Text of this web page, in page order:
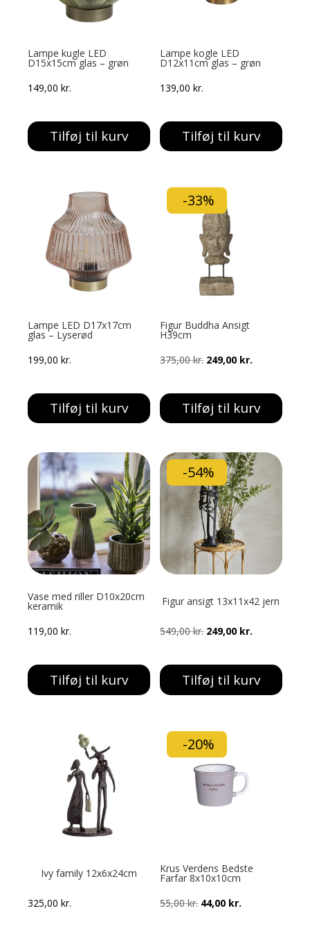
Lampe kugle LED
D15x15cm glas – grøn
149,00kr.
Tilføj til kurv
Lampe kogle LED
D12x11cm glas – grøn
139,00kr.
Tilføj til kurv
Lampe LED D17x17cm
glas – Lyserød
199,00kr.
Tilføj til kurv
-33%
Figur Buddha Ansigt
H39cm
375,00kr. Den
pris
var:
249,00 kr.
pris
er:
Tilføj til kurv
Vase med riller D10x20cm
keramik
119,00kr.
Tilføj til kurv
-54%
Figur ansigt 13x11x42 jern
549,00kr. Den
pris
var:
249,00 kr.
pris
er:
Tilføj til kurv
Ivy family 12x6x24cm
325,00kr.
-20%
Krus Verdens Bedste
Farfar 8x10x10cm
55,00kr. Den
44,00 kr.